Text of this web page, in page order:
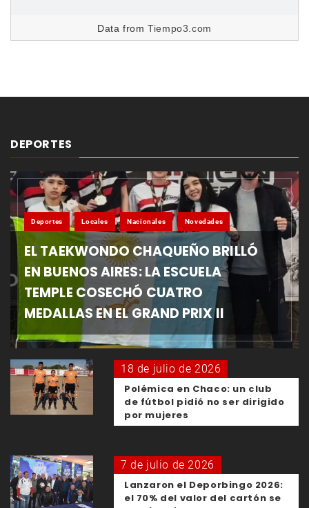
Data fromTiempo3.com
DEPORTES
Deportes Locales Nacionales Novedades
EL TAEKWONDO CHAQUEÑO BRILLÓ
EN BUENOS AIRES: LA ESCUELA
TEMPLE COSECHÓ CUATRO
MEDALLAS EN EL GRAND PRIX II
18 de julio de 2026
Polémica en Chaco: un club
de fútbol pidió no ser dirigido
por mujeres
7 de julio de 2026
Lanzaron el Deporbingo 2026:
el 70% del valor del cartón se